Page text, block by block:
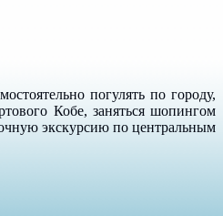
погулять по городу,
Кобе, заняться шопингом
экскурсию по центральным